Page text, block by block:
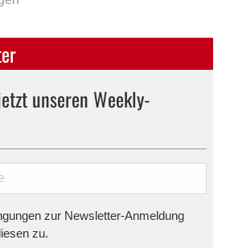
unseren Weekly-
zur Newsletter-Anmeldung
zu.